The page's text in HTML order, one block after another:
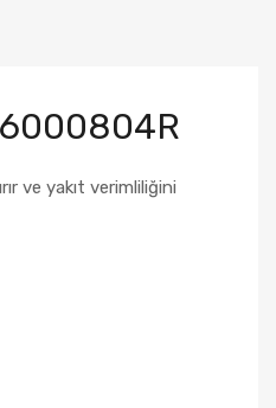
ve yakıt verimliliğini